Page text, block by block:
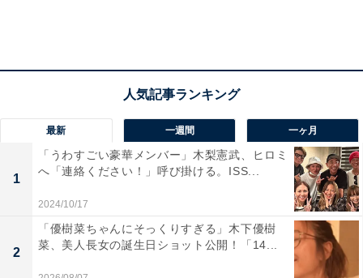
最新 一週間 一ヶ月
1
「うわすごい豪華メンバー」木梨憲武、ヒロミ
へ「連絡ください！」呼び掛ける。ISS...
2024/10/17
2
「優樹菜ちゃんにそっくりすぎる」木下優樹
菜、美人長女の誕生日ショット公開！「14...